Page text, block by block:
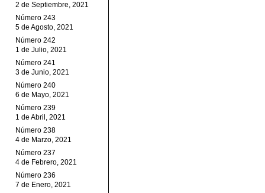
2 de Septiembre, 2021
Número 243
5 de Agosto, 2021
Número 242
1 de Julio, 2021
Número 241
3 de Junio, 2021
Número 240
6 de Mayo, 2021
Número 239
1 de Abril, 2021
Número 238
4 de Marzo, 2021
Número 237
4 de Febrero, 2021
Número 236
7 de Enero, 2021